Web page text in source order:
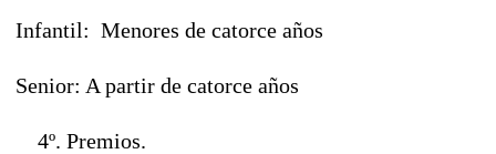
Infantil: Menores de catorce años
Senior: A partir de catorce años
4º. Premios.